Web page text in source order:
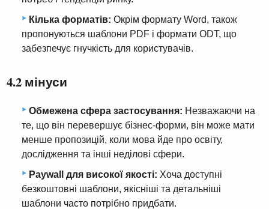
Кілька форматів: Окрім формату Word, також
пропонуються шаблони PDF і формати ODT, що
забезпечує гнучкість для користувачів.
4.2 мінуси
Обмежена сфера застосування: Незважаючи на
те, що він перевершує бізнес-форми, він може мати
менше пропозицій, коли мова йде про освіту,
дослідження та інші неділові сфери.
Paywall для високої якості: Хоча доступні
безкоштовні шаблони, якісніші та детальніші
шаблони часто потрібно придбати.